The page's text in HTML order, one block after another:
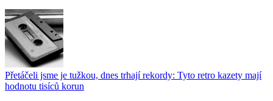
Přetáčeli jsme je tužkou, dnes trhají rekordy: Tyto retro kazety mají
hodnotu tisíců korun